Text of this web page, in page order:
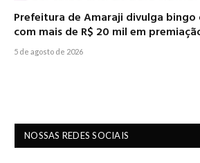
Prefeitura de Amaraji divulga bingo
com mais de R$ 20 mil em
5 de agosto de 2026
NOSSAS REDES SOCIAIS